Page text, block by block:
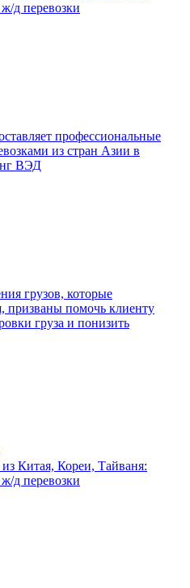
ж/д перевозки
профессиональные
из стран Азии в
ВЭД
грузов, которые
призваны помочь клиенту
груза и понизить
Китая, Кореи, Тайваня:
ж/д перевозки